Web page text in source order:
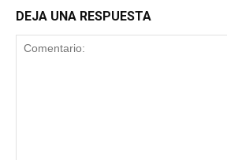
DEJA UNA RESPUESTA